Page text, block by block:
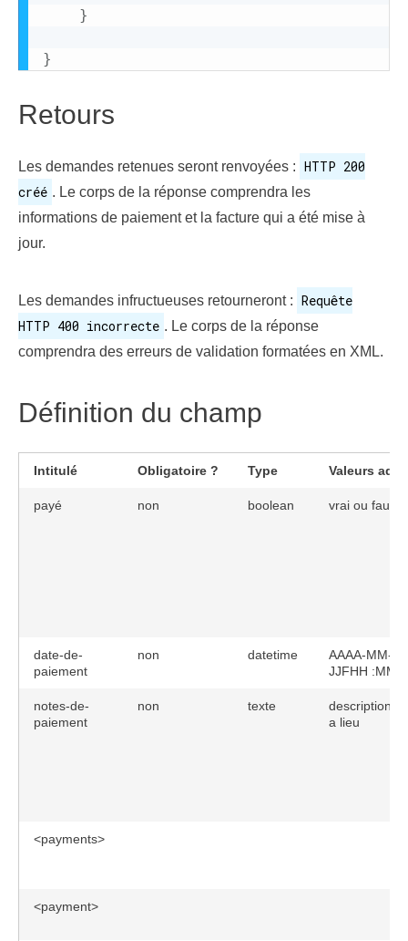
}
}
Retours
Les demandes retenues seront renvoyées : HTTP 200
créé . Le corps de la réponse comprendra les
informations de paiement et la facture qui a été mise à
jour.
Les demandes infructueuses retourneront : Requête
HTTP 400 incorrecte . Le corps de la réponse
comprendra des erreurs de validation formatées en XML.
Définition du champ
Intitulé Obligatoire ? Type Valeurs
payé non boolean vrai ou faux
date-de-
paiement
non datetime
AAAA-MM-
JJFHH :MM
notes-de-
paiement
non texte
description
a lieu
<payments>
<payment>